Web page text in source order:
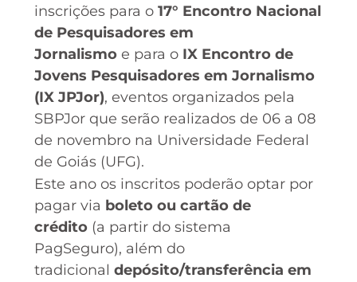
inscrições para o 17° Encontro Nacional
de Pesquisadores em
Jornalismo e para o IX Encontro de
Jovens Pesquisadores em Jornalismo
(IX JPJor), eventos organizados pela
SBPJor que serão realizados de 06 a 08
de novembro na Universidade Federal
de Goiás (UFG).
Este ano os inscritos poderão optar por
pagar via boleto ou cartão de
crédito(a partir do sistema
PagSeguro), além do
tradicional depósito/transferência em